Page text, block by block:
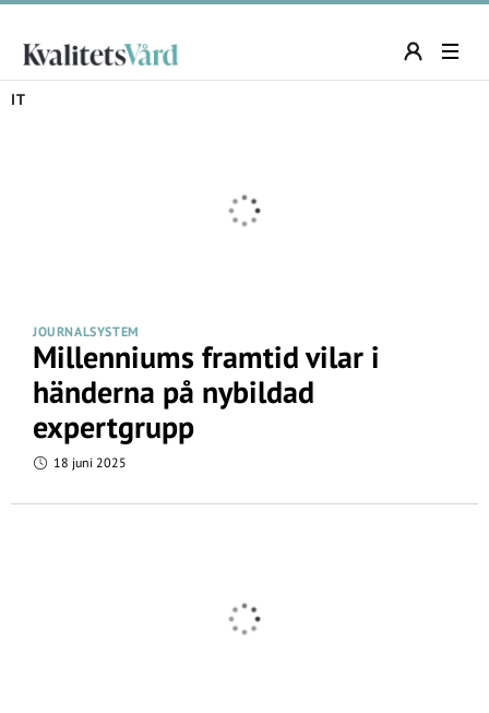
IT
JOURNALSYSTEM
Millenniums framtid vilar i
händerna på nybildad
expertgrupp
18 juni 2025